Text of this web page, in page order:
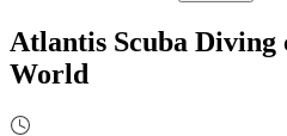
Atlantis Scuba Diving
World